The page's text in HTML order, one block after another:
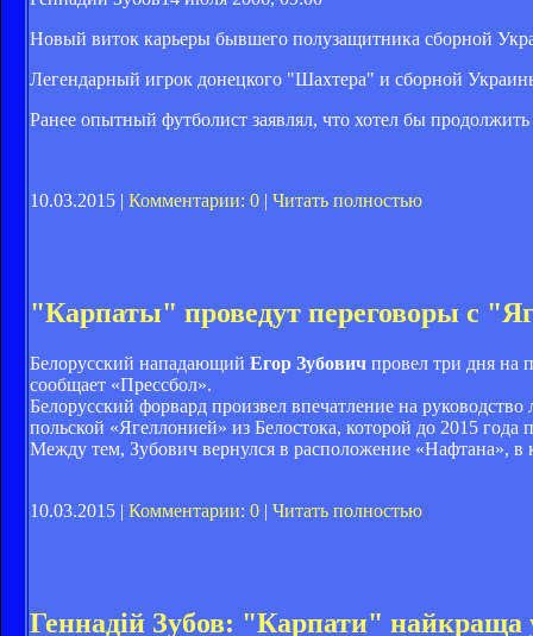
Новый виток карьеры бывшего полузащитника сборной
Легендарный игрок донецкого "Шахтера" и сборной
Ранее опытный футболист заявлял, что хотел бы
10.03.2015 | Комментарии: 0 | Читать полностью
"Карпаты" проведут переговоры с
Белорусский нападающий Егор Зубович провел три дня на
сообщает «Прессбол».
Белорусский форвард произвел впечатление на
польской «Ягеллонией» из Белостока, которой до 2015
Между тем, Зубович вернулся в расположение «Нафтана», в
10.03.2015 | Комментарии: 0 | Читать полностью
Геннадій Зубов: "Карпати" найкраща